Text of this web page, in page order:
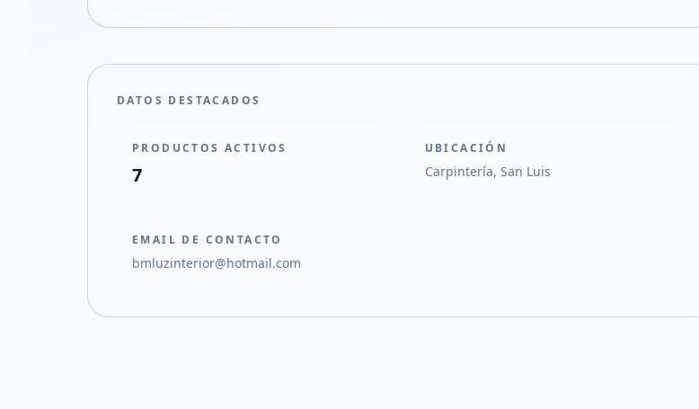
DATOS DESTACADOS
PRODUCTOS ACTIVOS
7
UBICACIÓN
Carpintería, San Luis
EMAIL DE CONTACTO
bmluzinterior@hotmail.com